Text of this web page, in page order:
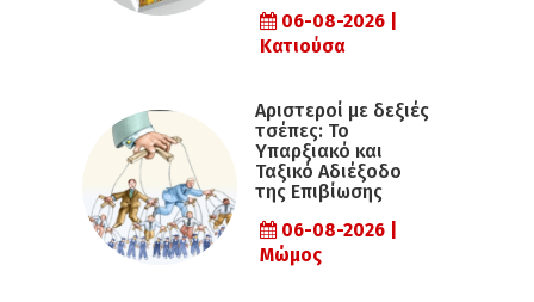
06-08-2026 |
Κατιούσα
Αριστεροί με δεξιές
τσέπες: Το
Υπαρξιακό και
Ταξικό Αδιέξοδο
της Επιβίωσης
06-08-2026 |
Μώμος